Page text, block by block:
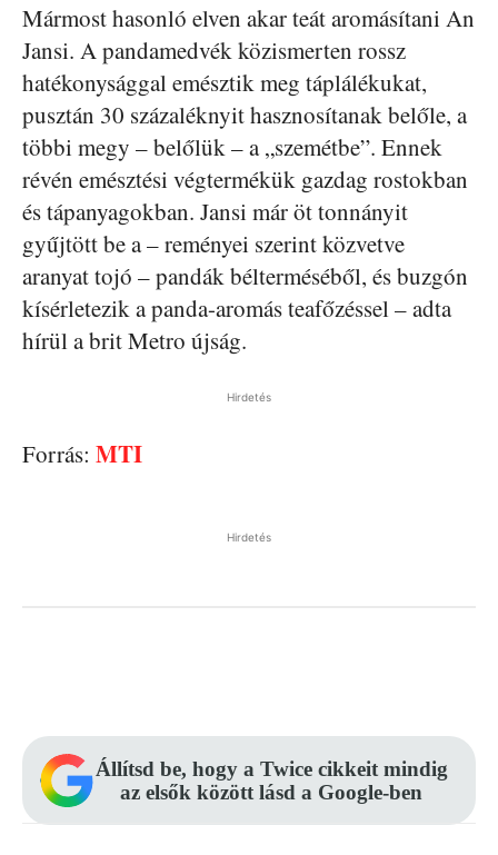
Mármost hasonló elven akar teát aromásítani An
Jansi. A pandamedvék közismerten rossz
hatékonysággal emésztik meg táplálékukat,
pusztán 30 százaléknyit hasznosítanak belőle, a
többi megy – belőlük – a „szemétbe”. Ennek
révén emésztési végtermékük gazdag rostokban
és tápanyagokban. Jansi már öt tonnányit
gyűjtött be a – reményei szerint közvetve
aranyat tojó – pandák bélterméséből, és buzgón
kísérletezik a panda-aromás teafőzéssel – adta
hírül a brit Metro újság.
Hirdetés
Forrás: MTI
Hirdetés
Állítsd be, hogy a Twice cikkeit mindig
az elsők között lásd a Google-ben